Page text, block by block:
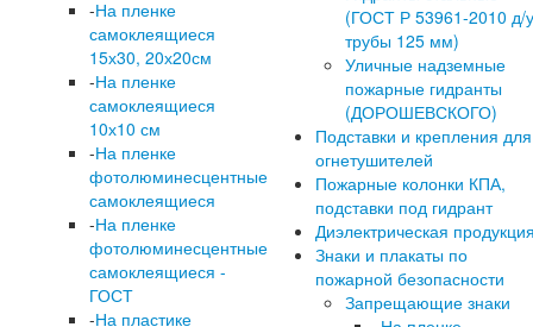
-На пленке
самоклеящиеся
15х30, 20х20см
-На пленке
самоклеящиеся
10х10 см
-На пленке
фотолюминесцентные
самоклеящиеся
-На пленке
фотолюминесцентные
самоклеящиеся -
ГОСТ
-На пластике
(ГОСТ Р 53961-2010 д/у
трубы 125 мм)
Уличные надземные
пожарные гидранты
(ДОРОШЕВСКОГО)
Подставки и крепления для
огнетушителей
Пожарные колонки КПА,
подставки под гидрант
Диэлектрическая
Знаки и плакаты по
пожарной безопасности
Запрещающие знаки